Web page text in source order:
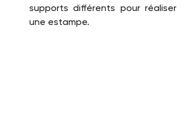
supports différents pour réaliser
une estampe.